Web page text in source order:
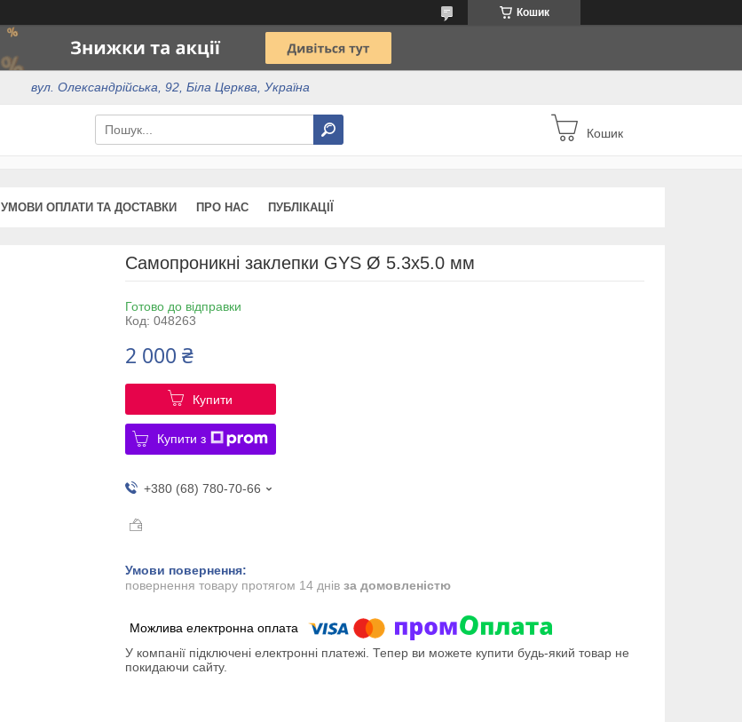
Кошик
вул. Олександрійська, 92, Біла Церква, Україна
Кошик
УМОВИ ОПЛАТИ ТА ДОСТАВКИ ПРО НАС ПУБЛІКАЦІЇ
Самопроникні заклепки GYS Ø 5.3x5.0 мм
Готово до відправки
Код: 048263
2 000 ₴
Купити
Купити з
+380 (68) 780-70-66
повернення товару протягом 14 днів за домовленістю
У компанії підключені електронні платежі. Тепер ви можете купити будь-який товар не
покидаючи сайту.